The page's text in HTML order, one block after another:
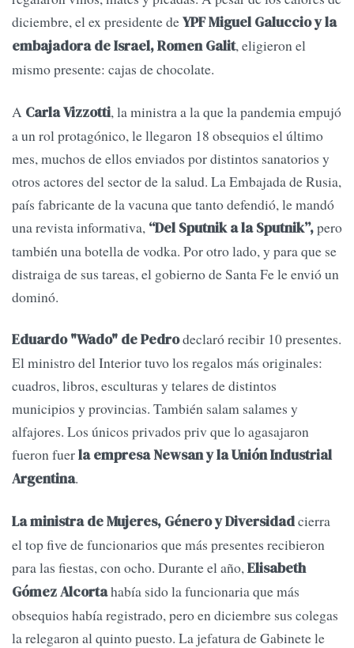
diciembre, el ex presidente deYPF Miguel Galuccio y la
embajadora de Israel, Romen Galit, eligieron el
mismo presente: cajas de chocolate.
A Carla Vizzotti, la ministra a la que la pandemia empujó
a un rol protagónico, le llegaron 18 obsequios el último
mes, muchos de ellos enviados por distintos sanatorios y
otros actores del sector de la salud. La Embajada de Rusia,
país fabricante de la vacuna que tanto defendió, le mandó
una revista informativa, “Del Sputnik a la Sputnik”,pero
también una botella de vodka. Por otro lado, y para que se
distraiga de sus tareas, el gobierno de Santa Fe le envió un
dominó.
Eduardo "Wado" de Pedrodeclaró recibir 10 presentes.
El ministro del Interior tuvo los regalos más originales:
cuadros, libros, esculturas y telares de distintos
municipios y provincias. También salam salames y
alfajores. Los únicos privados priv que lo agasajaron
fueron fuerla empresa Newsan y la Unión Industrial
Argentina.
La ministra de Mujeres, Género y Diversidadcierra
el top five de funcionarios que más presentes recibieron
para las fiestas, con ocho. Durante el año,Elisabeth
Gómez Alcortahabía sido la funcionaria que más
obsequios había registrado, pero en diciembre sus colegas
la relegaron al quinto puesto. La jefatura de Gabinete le